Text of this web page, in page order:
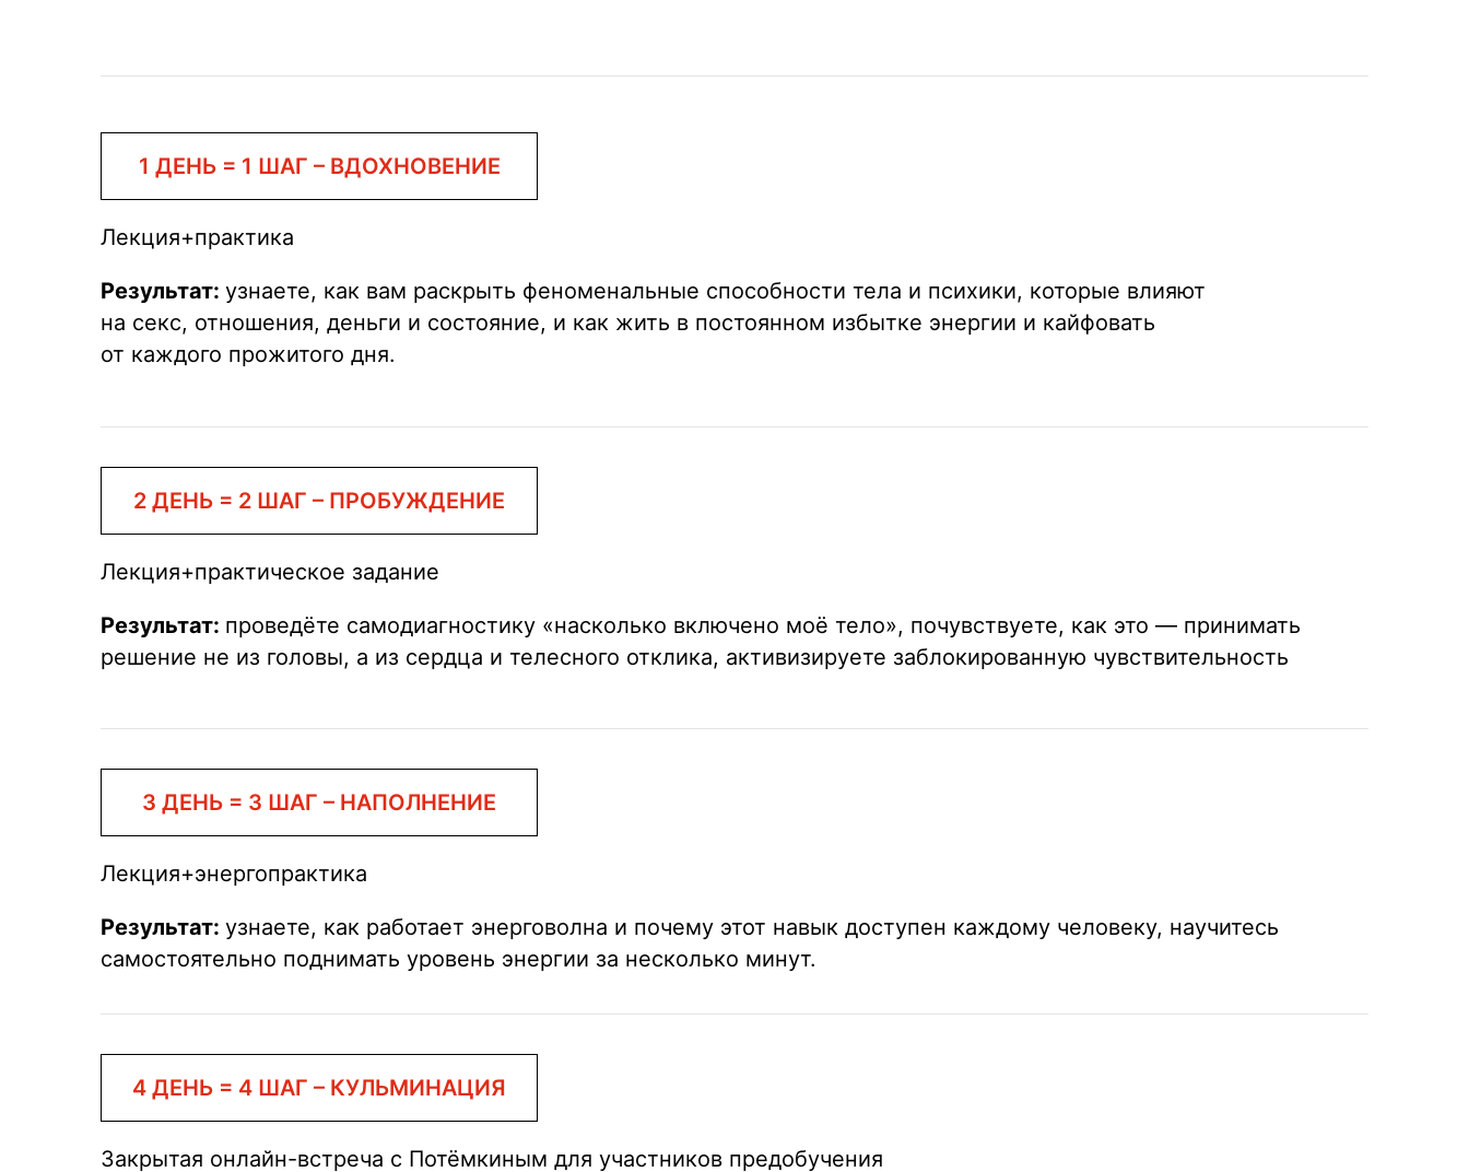
Лекция+практика
1 ДЕНЬ = 1 ШАГ – ВДОХНОВЕНИЕ
Результат: узнаете, как вам раскрыть феноменальные способности тела и психики, которые влияют
на секс, отношения, деньги и состояние, и как жить в постоянном избытке энергии и кайфовать
от каждого прожитого дня.
Лекция+практическое задание
2 ДЕНЬ = 2 ШАГ – ПРОБУЖДЕНИЕ
Результат: проведёте самодиагностику «насколько включено моё тело», почувствуете, как это — принимать
решение не из головы, а из сердца и телесного отклика, активизируете заблокированную чувствительность
Лекция+энергопрактика
3 ДЕНЬ = 3 ШАГ – НАПОЛНЕНИЕ
Результат: узнаете, как работает энерговолна и почему этот навык доступен каждому человеку, научитесь
самостоятельно поднимать уровень энергии за несколько минут.
Закрытая онлайн-встреча с Потёмкиным для участников предобучения
4 ДЕНЬ = 4 ШАГ – КУЛЬМИНАЦИЯ